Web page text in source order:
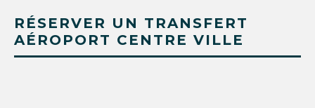
RÉSERVER UN TRANSFERT
AÉROPORT CENTRE VILLE